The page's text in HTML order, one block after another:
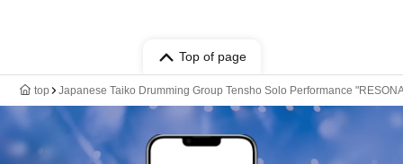
Top of page
top Japanese Taiko Drumming Group Tensho Solo Performance